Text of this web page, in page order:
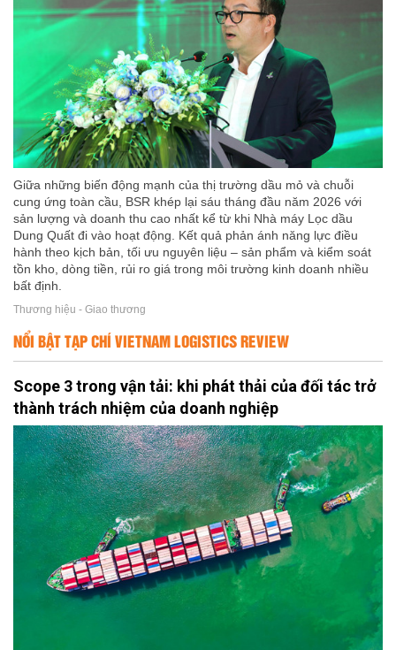
Giữa những biến động mạnh của thị trường dầu mỏ và chuỗi
cung ứng toàn cầu, BSR khép lại sáu tháng đầu năm 2026 với
sản lượng và doanh thu cao nhất kể từ khi Nhà máy Lọc dầu
Dung Quất đi vào hoạt động. Kết quả phản ánh năng lực điều
hành theo kịch bản, tối ưu nguyên liệu – sản phẩm và kiểm soát
tồn kho, dòng tiền, rủi ro giá trong môi trường kinh doanh nhiều
bất định.
Thương hiệu - Giao thương
NỔI BẬT TẠP CHÍ VIETNAM LOGISTICS REVIEW
Scope 3 trong vận tải: khi phát thải của đối tác trở
thành trách nhiệm của doanh nghiệp